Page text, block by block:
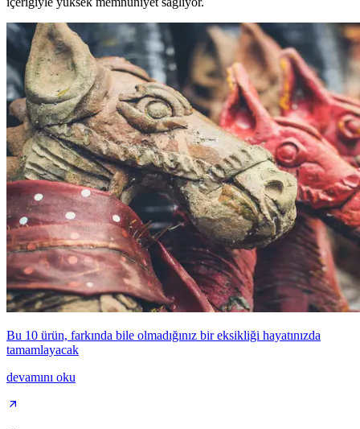
Bu 10 ürün, farkında bile olmadığınız bir eksikliği hayatınızda
tamamlayacak
devamını oku